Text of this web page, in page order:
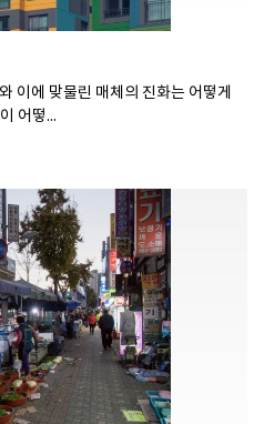
이에 맞물린 매체의 진화는 어떻게
어떻...